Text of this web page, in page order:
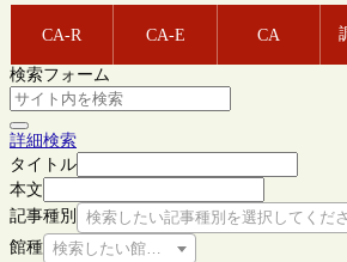
CA-R CA-E CA
検索フォーム
詳細検索
タイトル
本文
記事種別
検索したい記事種別を選択してくだ
館種 検索したい館種を選択してください